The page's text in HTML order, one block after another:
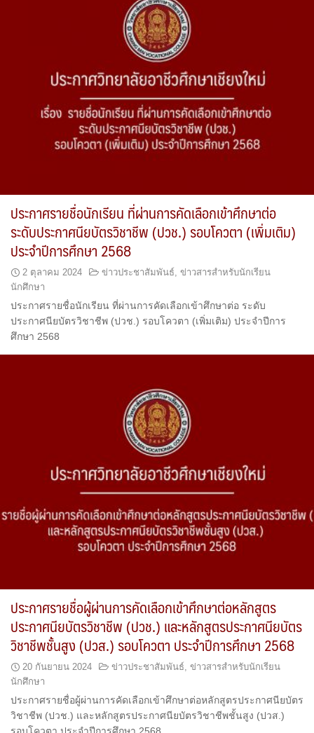
ประกาศรายชื่อนักเรียน ที่ผ่านการคัดเลือกเข้าศึกษาต่อ
ระดับประกาศนียบัตรวิชาชีพ (ปวช.) รอบโควตา (เพิ่มเติม)
ประจำปีการศึกษา 2568
2 ตุลาคม 2024 ข่าวประชาสัมพันธ์ ข่าวสารสำหรับนักเรียน
นักศึกษา
ประกาศรายชื่อนักเรียน ที่ผ่านการคัดเลือกเข้าศึกษาต่อ ระดับ
ประกาศนียบัตรวิชาชีพ (ปวช.) รอบโควตา (เพิ่มเติม) ประจำปีการ
ศึกษา 2568
ประกาศรายชื่อผู้ผ่านการคัดเลือกเข้าศึกษาต่อหลักสูตร
ประกาศนียบัตรวิชาชีพ (ปวช.) และหลักสูตรประกาศนียบัตร
วิชาชีพชั้นสูง (ปวส.) รอบโควตา ประจำปีการศึกษา 2568
20 กันยายน 2024 ข่าวประชาสัมพันธ์, ข่าวสารสำหรับนักเรียน
นักศึกษา
ประกาศรายชื่อผู้ผ่านการคัดเลือกเข้าศึกษาต่อหลักสูตรประกาศนียบัตร
วิชาชีพ (ปวช.) และหลักสูตรประกาศนียบัตรวิชาชีพชั้นสูง (ปวส.)